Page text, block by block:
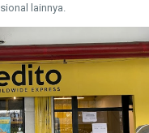
lainnya.